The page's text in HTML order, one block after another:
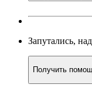
Запутались,
Получить